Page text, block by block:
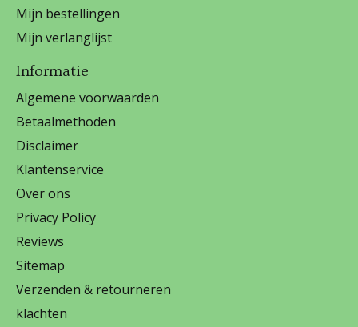
Mijn bestellingen
Mijn verlanglijst
Informatie
Algemene voorwaarden
Betaalmethoden
Disclaimer
Klantenservice
Over ons
Privacy Policy
Reviews
Sitemap
Verzenden & retourneren
klachten